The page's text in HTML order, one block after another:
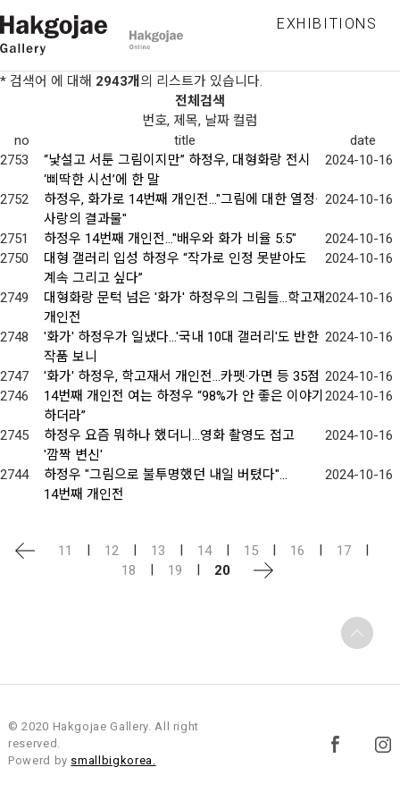
EXHIBITIONS
* 검색어 에 대해 2943개 의 리스트가 있습니다.
전체검색
번호, 제목, 날짜 컬럼
no
title
date
2753
“낯설고 서툰 그림이지만” 하정우, 대형화랑 전시
‘삐딱한 시선’에 한 말
2024-10-16
2752
하정우, 화가로 14번째 개인전…"그림에 대한 열정·
사랑의 결과물"
2024-10-16
2751 하정우 14번째 개인전..."배우와 화가 비율 5:5"
2024-10-16
2750
대형 갤러리 입성 하정우 “작가로 인정 못받아도
계속 그리고 싶다”
2024-10-16
2749
대형화랑 문턱 넘은 '화가' 하정우의 그림들…학고재
개인전
2024-10-16
2748
'화가' 하정우가 일냈다…'국내 10대 갤러리'도 반한
작품 보니
2024-10-16
2747 '화가' 하정우, 학고재서 개인전…카펫·가면 등 35점 2024-10-16
2746
14번째 개인전 여는 하정우 “98%가 안 좋은 이야기
하더라”
2024-10-16
2745
하정우 요즘 뭐하나 했더니…영화 촬영도 접고
'깜짝 변신'
2024-10-16
2744
하정우 "그림으로 불투명했던 내일 버텼다"…
14번째 개인전
2024-10-16
11 | 12 | 13 | 14 | 15 | 16 | 17
|
18
| 19 | 20
© 2020 Hakgojae Gallery. All right
reserved.
Powerd by smallbigkorea.